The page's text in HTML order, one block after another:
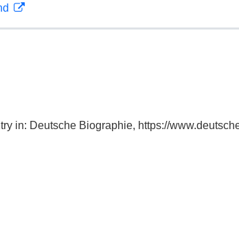
in: Deutsche Biographie, https://